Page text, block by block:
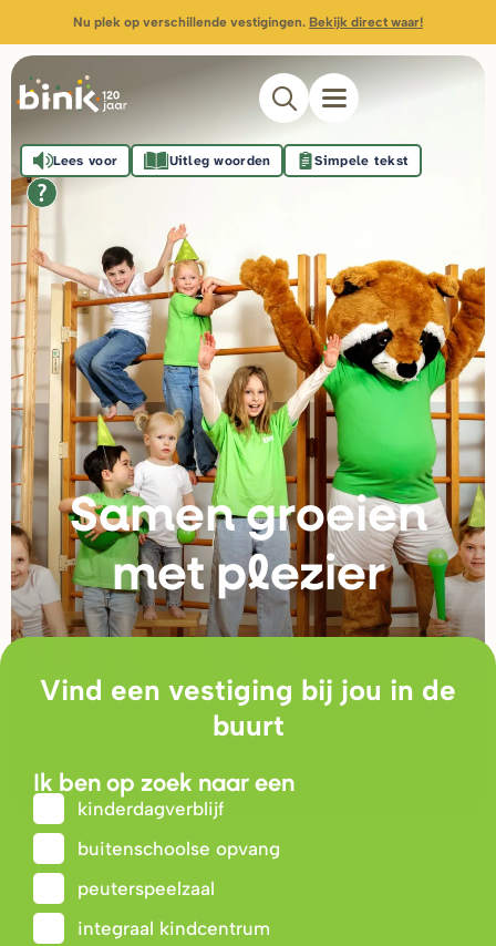
Nu plek op verschillende vestigingen. Bekijk direct waar!
Samen groeien
met plezier
Lees voor Uitleg woorden Simpele tekst
Vind een vestiging bij jou in de
buurt
Ik ben op zoek naar een
kinderdagverblijf
buitenschoolse opvang
peuterspeelzaal
integraal kindcentrum